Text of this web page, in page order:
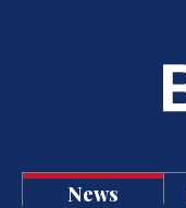
News